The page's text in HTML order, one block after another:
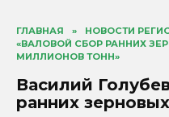
ГЛАВНАЯ » НОВОСТИ
«ВАЛОВОЙ СБОР РАННИХ
МИЛЛИОНОВ ТОНН»
Василий
ранних